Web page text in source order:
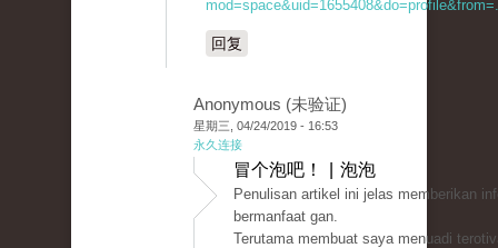
回复
Anonymous (未验证)
星期三, 04/24/2019 - 16:53
永久连接
冒个泡吧！ | 泡泡
Penulisan artikel ini jelas memberikan
bermanfaat gan.
Terutama membuat saya menuadi